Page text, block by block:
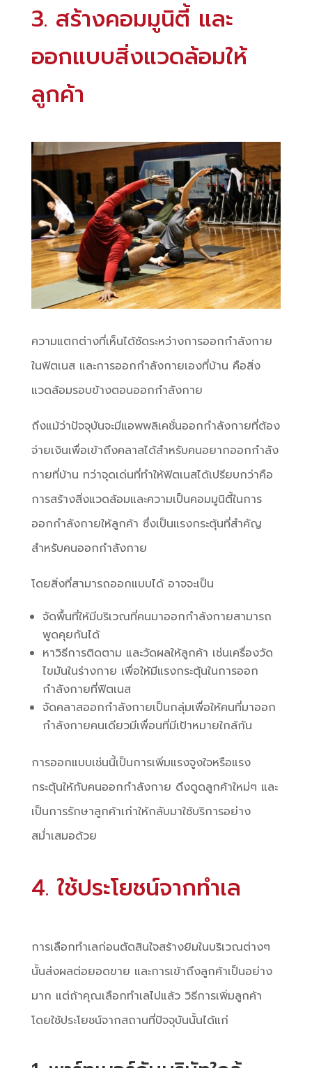
3. สร้างคอมมูนิตี้ และ
ออกแบบสิ่งแวดล้อมให้
ลูกค้า
ความแตกต่างที่เห็นได้ชัดระหว่างการออกกำลังกาย
ในฟิตเนส และการออกกำลังกายเองที่บ้าน คือสิ่ง
แวดล้อมรอบข้างตอนออกกำลังกาย
ถึงแม้ว่าปัจจุบันจะมีแอพพลิเคชั่นออกกำลังกายที่ต้อง
จ่ายเงินเพื่อเข้าถึงคลาสได้สำหรับคนอยากออกกำลัง
กายที่บ้าน ทว่าจุดเด่นที่ทำให้ฟิตเนสได้เปรียบกว่าคือ
การสร้างสิ่งแวดล้อมและความเป็นคอมมูนิตี้ในการ
ออกกำลังกายให้ลูกค้า ซึ่งเป็นแรงกระตุ้นที่สำคัญ
สำหรับคนออกกำลังกาย
โดยสิ่งที่สามารถออกแบบได้ อาจจะเป็น
จัดพื้นที่ให้มีบริเวณที่คนมาออกกำลังกายสามารถ
พูดคุยกันได้
หาวิธีการติดตาม และวัดผลให้ลูกค้า เช่นเครื่องวัด
ไขมันในร่างกาย เพื่อให้มีแรงกระตุ้นในการออก
กำลังกายที่ฟิตเนส
จัดคลาสออกกำลังกายเป็นกลุ่มเพื่อให้คนที่มาออก
กำลังกายคนเดียวมีเพื่อนที่มีเป้าหมายใกล้กัน
การออกแบบเช่นนี้เป็นการเพิ่มแรงจูงใจหรือแรง
กระตุ้นให้กับคนออกกำลังกาย ดึงดูดลูกค้าใหม่ๆ และ
เป็นการรักษาลูกค้าเก่าให้กลับมาใช้บริการอย่าง
สม่ำเสมอด้วย
4. ใช้ประโยชน์จากทำเล
การเลือกทำเลก่อนตัดสินใจสร้างยิมในบริเวณต่างๆ
นั้นส่งผลต่อยอดขาย และการเข้าถึงลูกค้าเป็นอย่าง
มาก แต่ถ้าคุณเลือกทำเลไปแล้ว วิธีการเพิ่มลูกค้า
โดยใช้ประโยชน์จากสถานที่ปัจจุบันนั้นได้แก่